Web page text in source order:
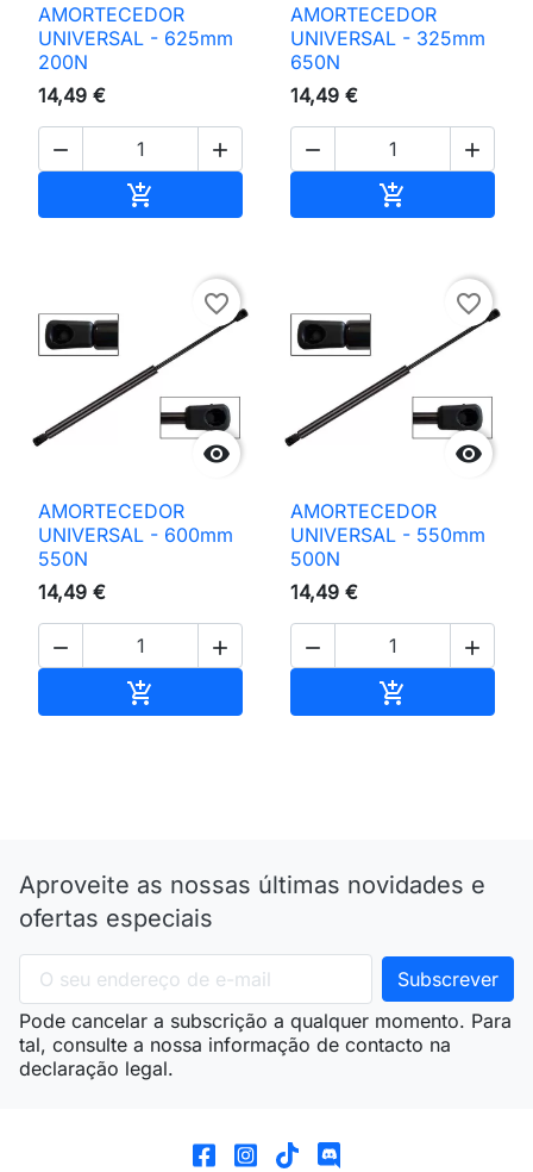
AMORTECEDOR
UNIVERSAL - 625mm
200N
14,49 €
 

AMORTECEDOR
UNIVERSAL - 325mm
650N
14,49 €
 


favorite_border
AMORTECEDOR
UNIVERSAL - 600mm
550N
14,49 €
 


favorite_border
AMORTECEDOR
UNIVERSAL - 550mm
500N
14,49 €
 

Aproveite as nossas últimas novidades e
ofertas especiais
Pode cancelar a subscrição a qualquer momento. Para
tal, consulte a nossa informação de contacto na
declaração legal.